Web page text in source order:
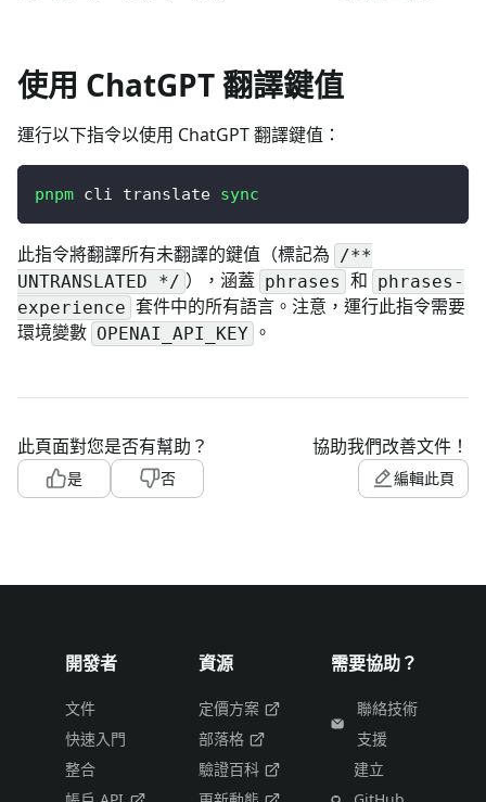
使用 ChatGPT 翻譯鍵值
運行以下指令以使用 ChatGPT 翻譯鍵值：
pnpm cli translate sync
此指令將翻譯所有未翻譯的鍵值（標記為
/**
UNTRANSLATED */ ），涵蓋 phrases 和 phrases-
experience 套件中的所有語言。注意，運行此指令需要
環境變數 OPENAI_API_KEY 。
此頁面對您是否有幫助？
是 否
協助我們改善文件！
編輯此頁
開發者
文件
快速入門
整合
資源
定價方案
部落格
驗證百科
需要協助？
聯絡技術
支援
建立